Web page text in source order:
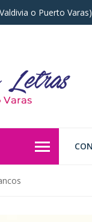
o Puerto